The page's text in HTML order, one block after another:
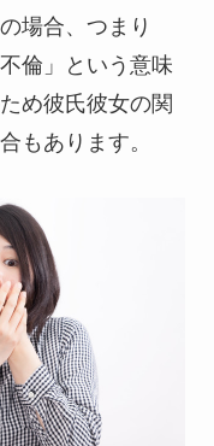
場合、つまり
倫」という意味
め彼氏彼女の関
もあります。